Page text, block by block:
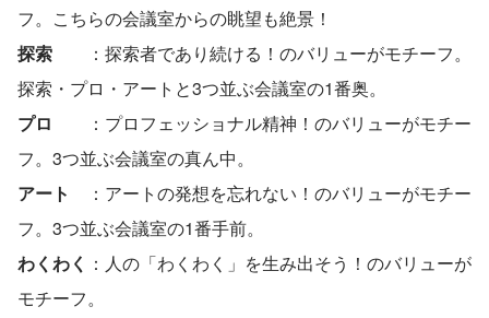
フ。こちらの会議室からの眺望も絶景！
探索
：探索者であり続ける！のバリューがモチーフ。
探索・プロ・アートと3つ並ぶ会議室の1番奥。
プロ
：プロフェッショナル精神！のバリューがモチー
フ。3つ並ぶ会議室の真ん中。
アート
：アートの発想を忘れない！のバリューがモチー
フ。3つ並ぶ会議室の1番手前。
わくわく ：人の「わくわく」を生み出そう！のバリューが
モチーフ。